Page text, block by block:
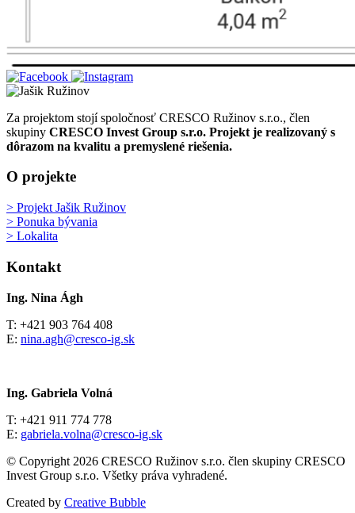
Za projektom stojí spoločnosť CRESCO Ružinov s.r.o., člen
skupiny CRESCO Invest Group s.r.o. Projekt je realizovaný s
dôrazom na kvalitu a premyslené riešenia.
O projekte
> Projekt Jašik Ružinov
> Ponuka bývania
> Lokalita
Kontakt
Ing. Nina Ágh
T: +421 903 764 408
E: nina.agh@cresco-ig.sk
Ing. Gabriela Volná
T: +421 911 774 778
E: gabriela.volna@cresco-ig.sk
© Copyright 2026 CRESCO Ružinov s.r.o. člen skupiny CRESCO
Invest Group s.r.o. Všetky práva vyhradené.
Created by Creative Bubble